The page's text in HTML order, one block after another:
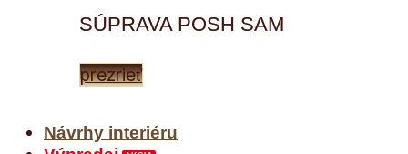
SÚPRAVA POSH SAM
prezrieť
Návrhy interiéru